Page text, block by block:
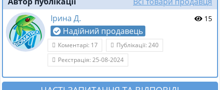
Ірина Д.
Надійний продавець
15
Коментарі: 17
Публікації: 240
Реєстрація: 25-08-2024